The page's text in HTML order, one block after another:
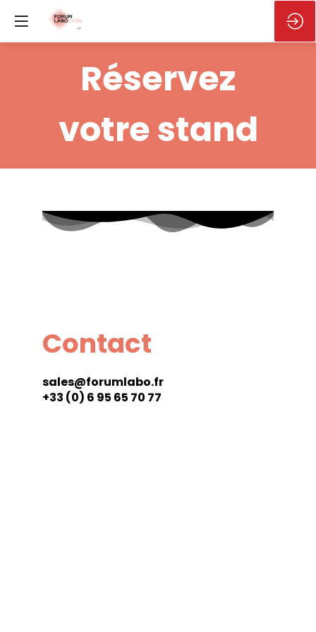
Réservez
votre stand
Contact
sales@forumlabo.fr
+33 (0) 6 95 65 70 77